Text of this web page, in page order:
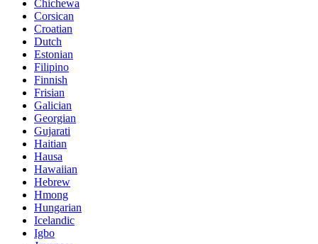
Chichewa
Corsican
Croatian
Dutch
Estonian
Filipino
Finnish
Frisian
Galician
Georgian
Gujarati
Haitian
Hausa
Hawaiian
Hebrew
Hmong
Hungarian
Icelandic
Igbo